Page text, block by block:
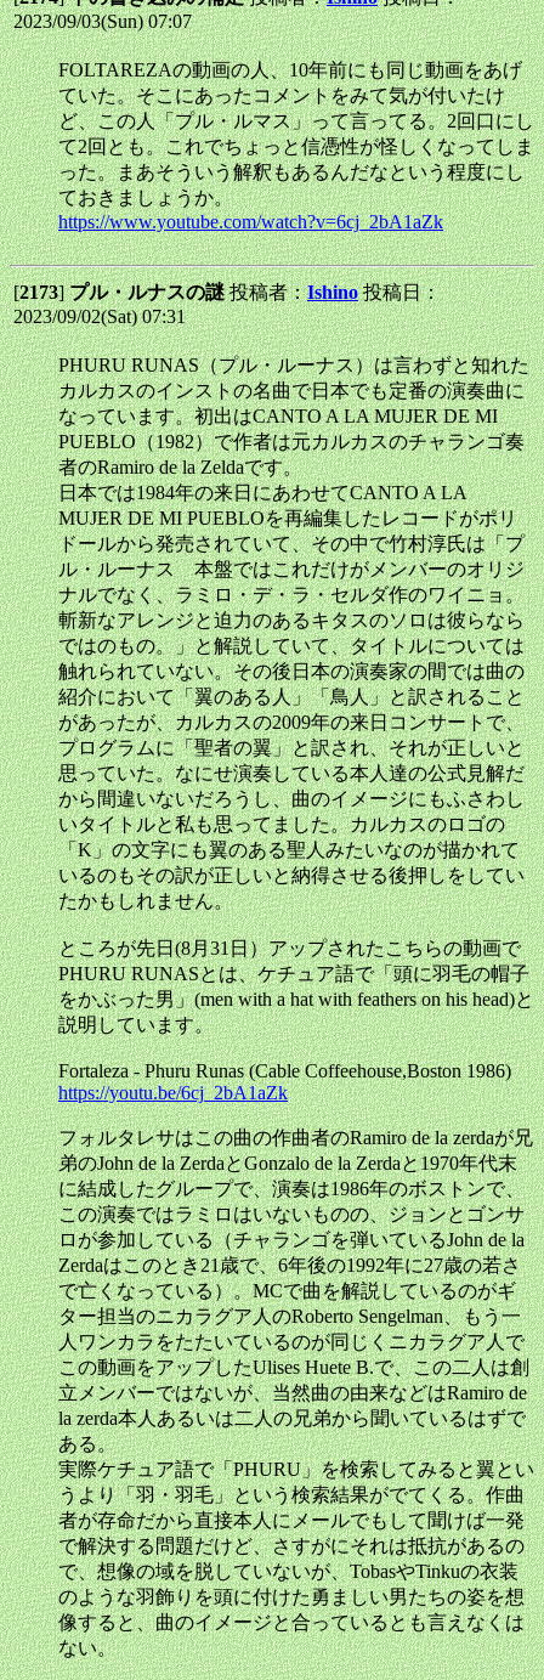
2023/09/03(Sun) 07:07
FOLTAREZAの動画の人、10年前にも同じ動画をあげ
ていた。そこにあったコメントをみて気が付いたけ
ど、この人「プル・ルマス」って言ってる。2回口にし
て2回とも。これでちょっと信憑性が怪しくなってしま
った。まあそういう解釈もあるんだなという程度にし
ておきましょうか。
https://www.youtube.com/watch?v=6cj_2bA1aZk
[2173]プル・ルナスの謎投稿者：Ishino 投稿日：
2023/09/02(Sat) 07:31
PHURU RUNAS（プル・ルーナス）は言わずと知れた
カルカスのインストの名曲で日本でも定番の演奏曲に
なっています。初出はCANTO A LA MUJER DE MI
PUEBLO（1982）で作者は元カルカスのチャランゴ奏
者のRamiro de la Zeldaです。
日本では1984年の来日にあわせてCANTO A LA
MUJER DE MI PUEBLOを再編集したレコードがポリ
ドールから発売されていて、その中で竹村淳氏は「プ
ル・ルーナス 本盤ではこれだけがメンバーのオリジ
ナルでなく、ラミロ・デ・ラ・セルダ作のワイニョ。
斬新なアレンジと迫力のあるキタスのソロは彼らなら
ではのもの。」と解説していて、タイトルについては
触れられていない。その後日本の演奏家の間では曲の
紹介において「翼のある人」「鳥人」と訳されること
があったが、カルカスの2009年の来日コンサートで、
プログラムに「聖者の翼」と訳され、それが正しいと
思っていた。なにせ演奏している本人達の公式見解だ
から間違いないだろうし、曲のイメージにもふさわし
いタイトルと私も思ってました。カルカスのロゴの
「K」の文字にも翼のある聖人みたいなのが描かれて
いるのもその訳が正しいと納得させる後押しをしてい
たかもしれません。
ところが先日(8月31日）アップされたこちらの動画で
PHURU RUNASとは、ケチュア語で「頭に羽毛の帽子
をかぶった男」(men with a hat with feathers on his head)と
説明しています。
Fortaleza - Phuru Runas (Cable Coffeehouse,Boston 1986)
https://youtu.be/6cj_2bA1aZk
フォルタレサはこの曲の作曲者のRamiro de la zerdaが兄
弟のJohn de la ZerdaとGonzalo de la Zerdaと1970年代末
に結成したグループで、演奏は1986年のボストンで、
この演奏ではラミロはいないものの、ジョンとゴンサ
ロが参加している（チャランゴを弾いているJohn de la
Zerdaはこのとき21歳で、6年後の1992年に27歳の若さ
で亡くなっている）。MCで曲を解説しているのがギ
ター担当のニカラグア人のRoberto Sengelman、もう一
人ワンカラをたたいているのが同じくニカラグア人で
この動画をアップしたUlises Huete B.で、この二人は創
立メンバーではないが、当然曲の由来などはRamiro de
la zerda本人あるいは二人の兄弟から聞いているはずで
ある。
実際ケチュア語で「PHURU」を検索してみると翼とい
うより「羽・羽毛」という検索結果がでてくる。作曲
者が存命だから直接本人にメールでもして聞けば一発
で解決する問題だけど、さすがにそれは抵抗があるの
で、想像の域を脱していないが、TobasやTinkuの衣装
のような羽飾りを頭に付けた勇ましい男たちの姿を想
像すると、曲のイメージと合っているとも言えなくは
ない。